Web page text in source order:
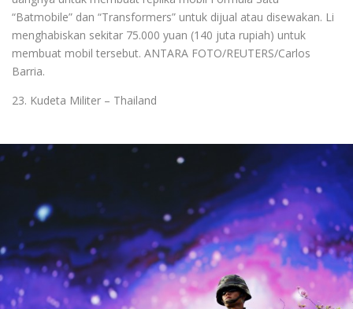
“Batmobile” dan “Transformers” untuk dijual atau disewakan. Li
menghabiskan sekitar 75.000 yuan (140 juta rupiah) untuk
membuat mobil tersebut. ANTARA FOTO/REUTERS/Carlos
Barria.
23. Kudeta Militer – Thailand